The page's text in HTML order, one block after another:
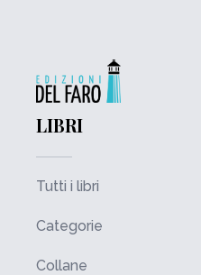
LIBRI
Tutti i libri
Categorie
Collane